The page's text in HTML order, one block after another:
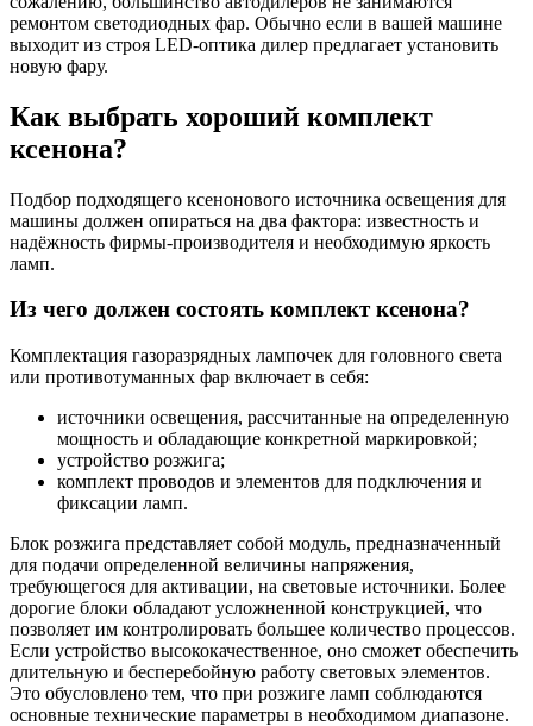
ремонтом светодиодных фар. Обычно если в вашей машине
выходит из строя LED-оптика дилер предлагает установить
новую фару.
Как выбрать хороший комплект
ксенона?
Подбор подходящего ксенонового источника освещения для
машины должен опираться на два фактора: известность и
надёжность фирмы-производителя и необходимую яркость
ламп.
Из чего должен состоять комплект ксенона?
Комплектация газоразрядных лампочек для головного света
или противотуманных фар включает в себя:
источники освещения, рассчитанные на определенную
мощность и обладающие конкретной маркировкой;
устройство розжига;
комплект проводов и элементов для подключения и
фиксации ламп.
Блок розжига представляет собой модуль, предназначенный
для подачи определенной величины напряжения,
требующегося для активации, на световые источники. Более
дорогие блоки обладают усложненной конструкцией, что
позволяет им контролировать большее количество процессов.
Если устройство высококачественное, оно сможет обеспечить
длительную и бесперебойную работу световых элементов.
Это обусловлено тем, что при розжиге ламп соблюдаются
основные технические параметры в необходимом диапазоне.